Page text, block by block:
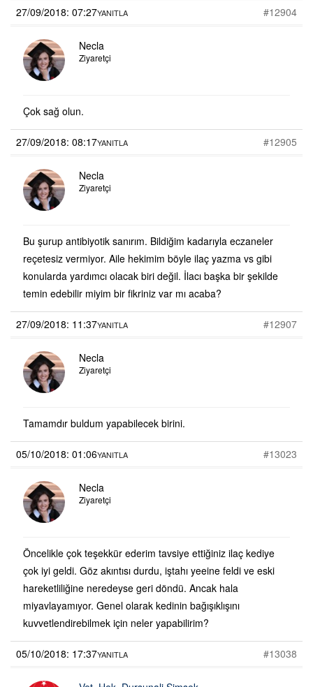
27/09/2018: 07:27 #12904
YANITLA
Necla
Ziyaretçi
Çok sağ olun.
27/09/2018: 08:17 #12905
YANITLA
Necla
Ziyaretçi
Bu şurup antibiyotik sanırım. Bildiğim kadarıyla eczaneler
reçetesiz vermiyor. Aile hekimim böyle ilaç yazma vs gibi
konularda yardımcı olacak biri değil. İlacı başka bir şekilde
temin edebilir miyim bir fikriniz var mı acaba?
27/09/2018: 11:37 #12907
YANITLA
Necla
Ziyaretçi
Tamamdır buldum yapabilecek birini.
05/10/2018: 01:06 #13023
YANITLA
Necla
Ziyaretçi
Öncelikle çok teşekkür ederim tavsiye ettiğiniz ilaç kediye
çok iyi geldi. Göz akıntısı durdu, iştahı yeeine feldi ve eski
hareketliliğine neredeyse geri döndü. Ancak hala
miyavlayamıyor. Genel olarak kedinin bağışıklışını
kuvvetlendirebilmek için neler yapabilirim?
05/10/2018: 17:37 #13038
YANITLA